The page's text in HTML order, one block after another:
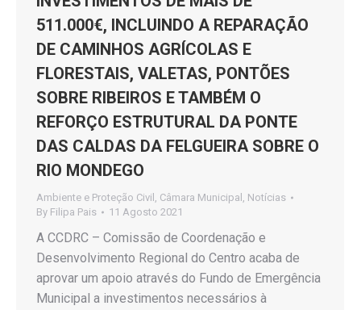
511.000€, INCLUINDO A REPARAÇÃO
DE CAMINHOS AGRÍCOLAS E
FLORESTAIS, VALETAS, PONTÕES
SOBRE RIBEIROS E TAMBÉM O
REFORÇO ESTRUTURAL DA PONTE
DAS CALDAS DA FELGUEIRA SOBRE O
RIO MONDEGO
Ambiente e Proteção Civil , Câmara Municipal , Notícias
By Filipa Pais 11 Agosto 2021
A CCDRC – Comissão de Coordenação e
Desenvolvimento Regional do Centro acaba de
aprovar um apoio através do Fundo de Emergência
Municipal a investimentos necessários à